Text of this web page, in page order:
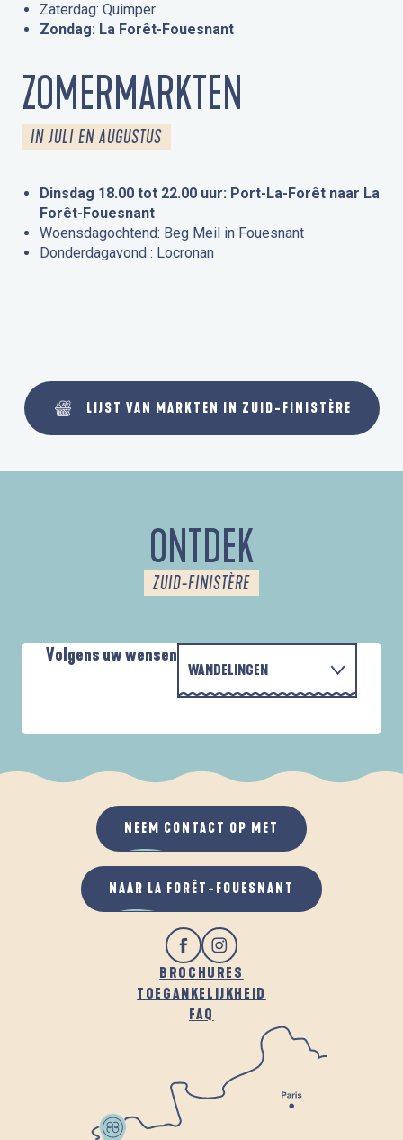
Zaterdag: Quimper
Zondag: La Forêt-Fouesnant
ZOMERMARKTEN
IN JULI EN AUGUSTUS
Dinsdag 18.00 tot 22.00 uur: Port-La-Forêt naar La
Forêt-Fouesnant
Woensdagochtend: Beg Meil in Fouesnant
Donderdagavond : Locronan
LIJST VAN MARKTEN IN ZUID-FINISTÈRE
ONTDEK
ZUID-FINISTÈRE
Volgens uw wensen
WANDELINGEN
ALS HET REGENT
IN DE FRISSE LUCHT
PARCOURS D'INTERPRÉTATION DE L'ANSE
BROCHURES
TOEGANKELIJKHEID
FAQ
NEEM CONTACT OP MET
NAAR LA FORÊT-FOUESNANT